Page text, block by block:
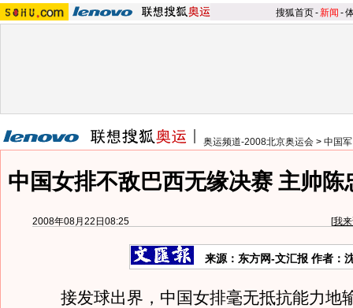
搜狐首页-新闻 -
奥运频道-2008北京奥运会 > 中国
中国女排不敌巴西无缘决赛 主帅陈
2008年08月22日08:25 [我
来源：东方网-文汇报 作者：
接发球出界，中国女排毫无抵抗能力地